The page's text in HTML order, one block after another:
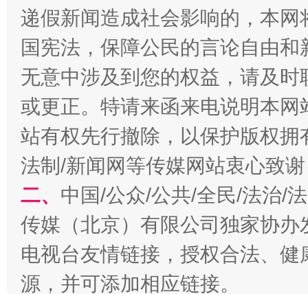
揭开“小金库”的免责幌子
受贿1.44亿！段成刚被判无期 从幼
递假新闻造成社会影响的，本
国宪法，保障公民的言论自由
无意中涉及到您的权益，请及
或更正。特请来函来电说明本
站有权先行撤除，以保护版权
法制/新闻网等传媒网站衷心致
二、 中国/公众/公共/全民/法治/
传媒（北京）有限公司独家协
电视台友情链接，授权合法、
源，并可添加相应链接。